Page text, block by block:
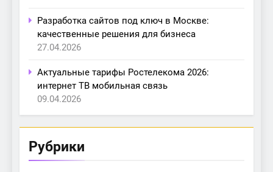
Разработка сайтов под ключ в Москве:
качественные решения для бизнеса
27.04.2026
Актуальные тарифы Ростелекома 2026:
интернет ТВ мобильная связь
09.04.2026
Рубрики